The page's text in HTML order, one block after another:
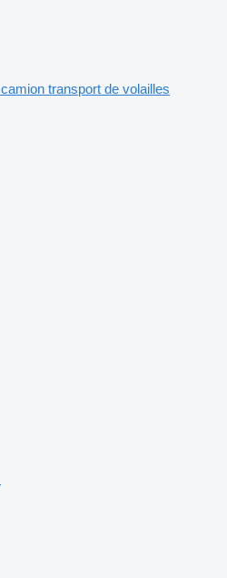
camion transport de volailles